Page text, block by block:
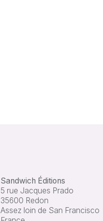
Sandwich Éditions
5 rue Jacques Prado
35600 Redon
Assez loin de San Francisco